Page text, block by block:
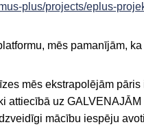
plus/projects/eplus-
mēs pamanījām,
mēs ekstrapolējām
attiecībā uz
mācību iespēju